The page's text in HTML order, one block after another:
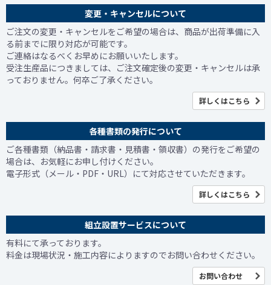
変更・キャンセルについて
ご注文の変更・キャンセルをご希望の場合は、商品が出荷準備に入
る前までに限り対応が可能です。
ご連絡はなるべくお早めにお願いいたします。
受注生産品につきましては、ご注文確定後の変更・キャンセルは承
っておりません。何卒ご了承ください。
詳しくはこちら
各種書類の発行について
ご各種書類（納品書・請求書・見積書・領収書）の発行をご希望の
場合は、お気軽にお申し付けください。
電子形式（メール・PDF・URL）にて対応させていただきます。
詳しくはこちら
組立設置サービスについて
有料にて承っております。
料金は現場状況・施工内容によりますのでお問い合わせください。
お問い合わせ